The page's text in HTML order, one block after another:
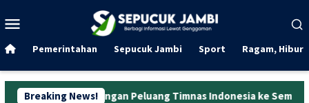
ke
Mobile
Pemerintahan Sepucuk Jambi Sport Ragam,
Breaking News!
Peluang Timnas Indonesia ke Semifinal Piala AFF